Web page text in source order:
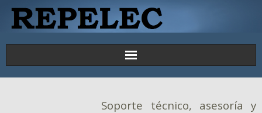
Principal
Soporte técnico, asesoría y